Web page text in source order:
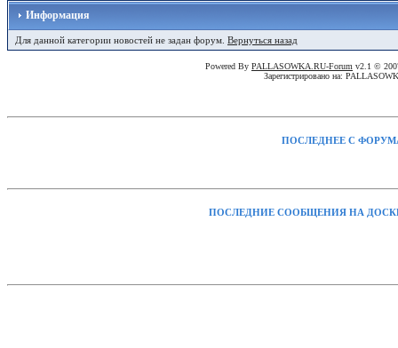
Информация
Для данной категории новостей не задан форум. Вернуться назад
Powered By PALLASOWKA.RU-Forum v2.1 ©
Зарегистрировано на:
ПОСЛЕДНЕЕ С
ПОСЛЕДНИЕ СООБЩЕНИЯ НА